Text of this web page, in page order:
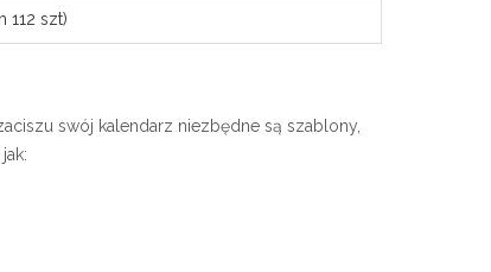
112 szt)
swój kalendarz niezbędne są szablony,